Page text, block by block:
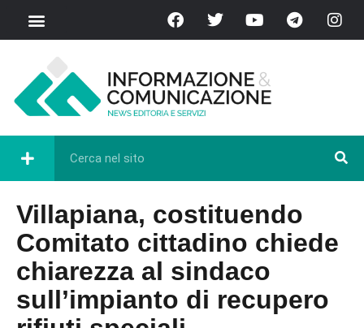
Villapiana, costituendo
Comitato cittadino chiede
chiarezza al sindaco
sull’impianto di recupero